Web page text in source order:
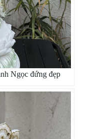
Ngọc đứng đẹp